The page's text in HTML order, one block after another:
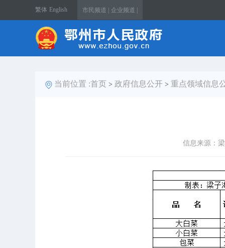
繁体 English 市民频道 | 企业频道 |
当前位置 :首页 > 政府信息公开 > 重点领域信息
信息来源：